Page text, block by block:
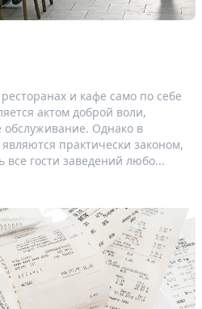
и кафе само по себе
актом доброй воли,
Однако в
практически законом,
гости заведений любо...